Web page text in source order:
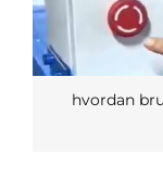
hvordan